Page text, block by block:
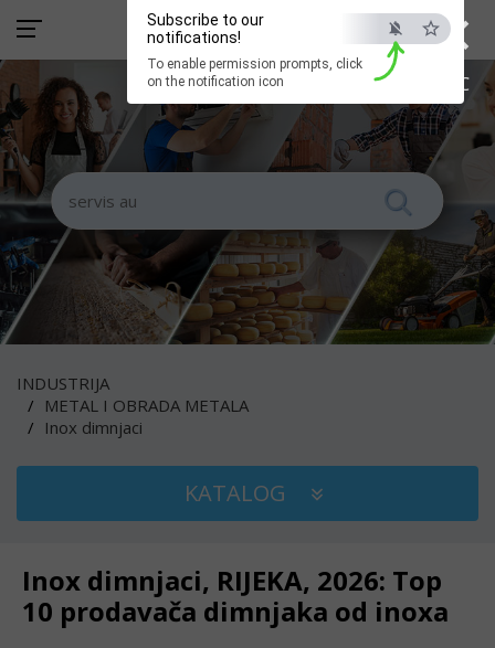
×
ESC
Subscribe to our
notifications!
To enable permission prompts, click
on the notification icon
INDUSTRIJA
METAL I OBRADA METALA
Inox dimnjaci
KATALOG
Inox dimnjaci, RIJEKA, 2026: Top
10 prodavača dimnjaka od inoxa